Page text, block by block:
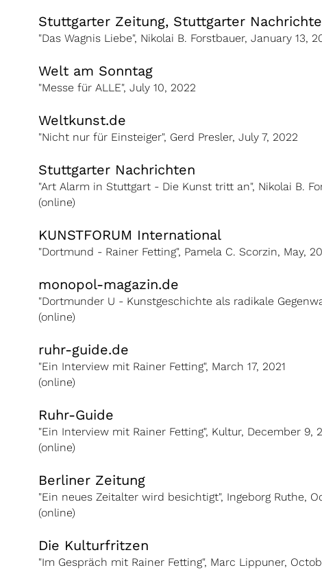
Stuttgarter Zeitung, Stuttgarter
"Das Wagnis Liebe", Nikolai B. Forstbauer, January 13,
Welt am Sonntag
"Messe für ALLE", July 10, 2022
Weltkunst.de
"Nicht nur für Einsteiger", Gerd Presler, July 7, 2022
Stuttgarter Nachrichten
"Art Alarm in Stuttgart - Die Kunst tritt an", Nikolai B.
(online)
KUNSTFORUM International
"Dortmund - Rainer Fetting", Pamela C. Scorzin, May,
monopol-magazin.de
"Dortmunder U - Kunstgeschichte als radikale
(online)
ruhr-guide.de
"Ein Interview mit Rainer Fetting", March 17, 2021
(online)
Ruhr-Guide
"Ein Interview mit Rainer Fetting", Kultur, December 9,
(online)
Berliner Zeitung
"Ein neues Zeitalter wird besichtigt", Ingeborg Ruthe,
(online)
Die Kulturfritzen
"Im Gespräch mit Rainer Fetting", Marc Lippuner,